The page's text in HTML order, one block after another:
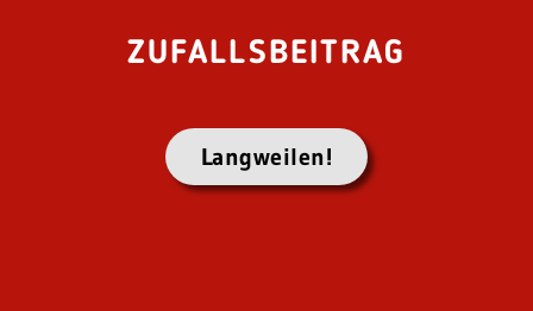
ZUFALLSBEITRAG
Langweilen!